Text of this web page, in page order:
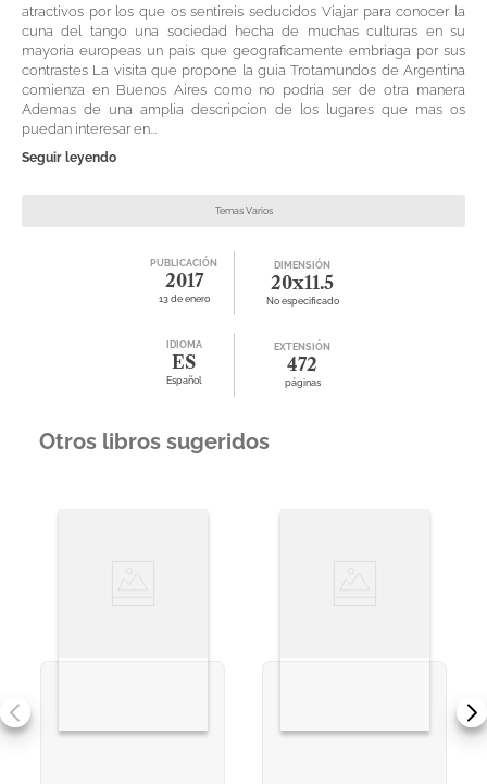
atractivos por los que os sentireis seducidos Viajar para conocer la
cuna del tango una sociedad hecha de muchas culturas en su
mayoria europeas un pais que geograficamente embriaga por sus
contrastes La visita que propone la guia Trotamundos de Argentina
comienza en Buenos Aires como no podria ser de otra manera
Ademas de una amplia descripcion de los lugares que mas os
puedan interesar en...
Seguir leyendo
Temas Varios
PUBLICACIÓN
2017
13 de enero
DIMENSIÓN
20x11.5
No especificado
IDIOMA
ES
Español
EXTENSIÓN
472
páginas
Otros libros sugeridos